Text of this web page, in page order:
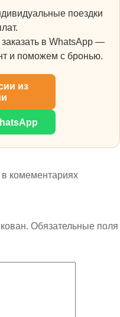
поездки
в WhatsApp —
и поможем с бронью.
из
комементариях
Обязательные поля